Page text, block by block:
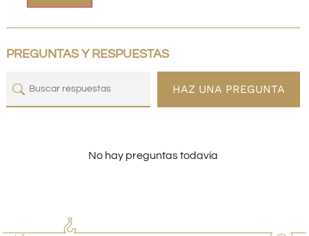
PREGUNTAS Y RESPUESTAS
HAZ UNA PREGUNTA
No hay preguntas todavía